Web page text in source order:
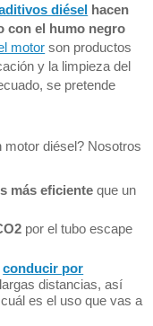
diésel hacen
con el humo negro
motor son productos
y la limpieza del
se pretende
motor diésel? Nosotros
más eficiente que un
por el tubo escape
conducir por
distancias, así
es el uso que vas a